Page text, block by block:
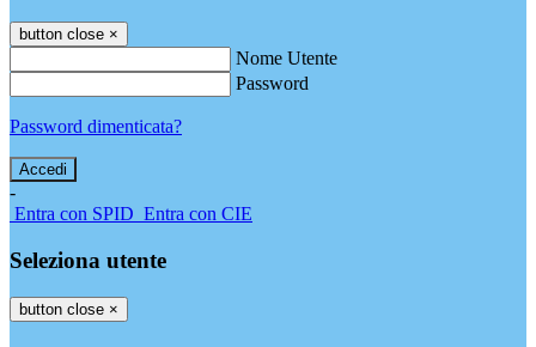
button close ×
Nome Utente
Password
Password dimenticata?
-
Entra con SPID Entra con CIE
Seleziona utente
button close ×